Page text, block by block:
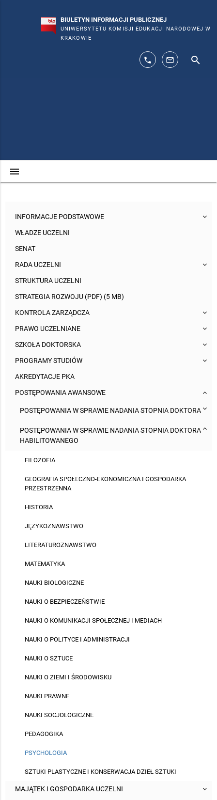
BIULETYN INFORMACJI PUBLICZNEJ
UNIWERSYTETU KOMISJI EDUKACJI NARODOWEJ W
KRAKOWIE
phone mail_outline search
menu
INFORMACJE PODSTAWOWE
WŁADZE UCZELNI
SENAT
RADA UCZELNI
STRUKTURA UCZELNI
STRATEGIA ROZWOJU (PDF) (5 MB)
KONTROLA ZARZĄDCZA
PRAWO UCZELNIANE
SZKOŁA DOKTORSKA
PROGRAMY STUDIÓW
AKREDYTACJE PKA
POSTĘPOWANIA AWANSOWE
POSTĘPOWANIA W SPRAWIE NADANIA STOPNIA DOKTORA
POSTĘPOWANIA W SPRAWIE NADANIA STOPNIA DOKTORA
HABILITOWANEGO
FILOZOFIA
GEOGRAFIA SPOŁECZNO-EKONOMICZNA I GOSPODARKA
PRZESTRZENNA
HISTORIA
JĘZYKOZNAWSTWO
LITERATUROZNAWSTWO
MATEMATYKA
NAUKI BIOLOGICZNE
NAUKI O BEZPIECZEŃSTWIE
NAUKI O KOMUNIKACJI SPOŁECZNEJ I MEDIACH
NAUKI O POLITYCE I ADMINISTRACJI
NAUKI O SZTUCE
NAUKI O ZIEMI I ŚRODOWISKU
NAUKI PRAWNE
NAUKI SOCJOLOGICZNE
PEDAGOGIKA
PSYCHOLOGIA
SZTUKI PLASTYCZNE I KONSERWACJA DZIEŁ SZTUKI
MAJĄTEK I GOSPODARKA UCZELNI